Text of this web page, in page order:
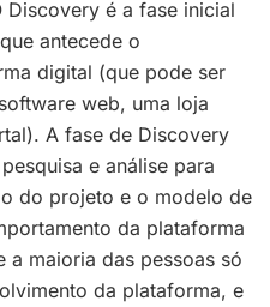
é a fase inicial
antecede o
digital (que pode ser
web, uma loja
A fase de Discovery
e análise para
do projeto e o modelo de
da plataforma
a maioria das pessoas só
da plataforma, e